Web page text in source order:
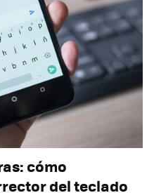
cómo
del teclado